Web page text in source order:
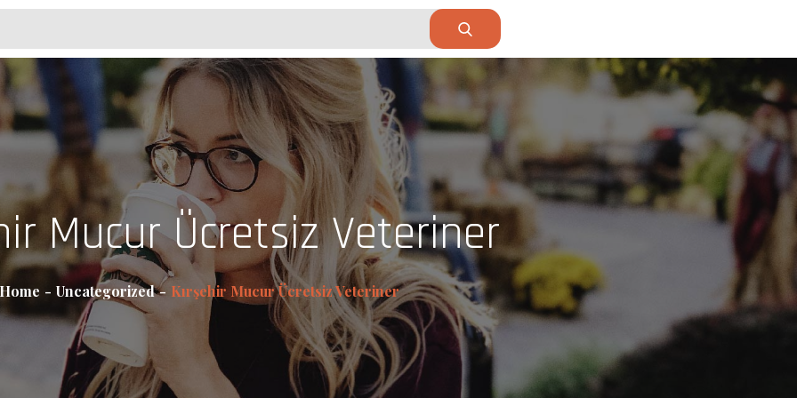
Mucur Ücretsiz Veteriner
Home Uncategorized Kırşehir Mucur Ücretsiz Veteriner